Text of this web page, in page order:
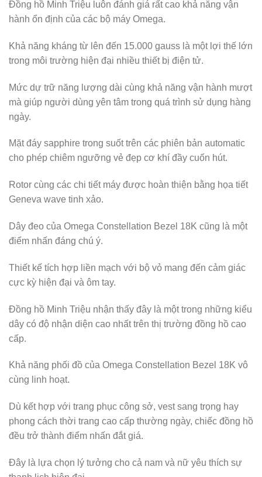
Đồng hồ Minh Triệu luôn đánh giá rất cao khả năng vận
hành ổn định của các bộ máy Omega.
Khả năng kháng từ lên đến 15.000 gauss là một lợi thế lớn
trong môi trường hiện đại nhiều thiết bị điện tử.
Mức dự trữ năng lượng dài cùng khả năng vận hành mượt
mà giúp người dùng yên tâm trong quá trình sử dụng hàng
ngày.
Mặt đáy sapphire trong suốt trên các phiên bản automatic
cho phép chiêm ngưỡng vẻ đẹp cơ khí đầy cuốn hút.
Rotor cùng các chi tiết máy được hoàn thiện bằng họa tiết
Geneva wave tinh xảo.
Dây đeo của Omega Constellation Bezel 18K cũng là một
điểm nhấn đáng chú ý.
Thiết kế tích hợp liền mạch với bộ vỏ mang đến cảm giác
cực kỳ hiện đại và ôm tay.
Đồng hồ Minh Triệu nhận thấy đây là một trong những kiểu
dây có độ nhận diện cao nhất trên thị trường đồng hồ cao
cấp.
Khả năng phối đồ của Omega Constellation Bezel 18K vô
cùng linh hoạt.
Dù kết hợp với trang phục công sở, vest sang trọng hay
phong cách thời trang cao cấp thường ngày, chiếc đồng hồ
đều trở thành điểm nhấn đắt giá.
Đây là lựa chọn lý tưởng cho cả nam và nữ yêu thích sự